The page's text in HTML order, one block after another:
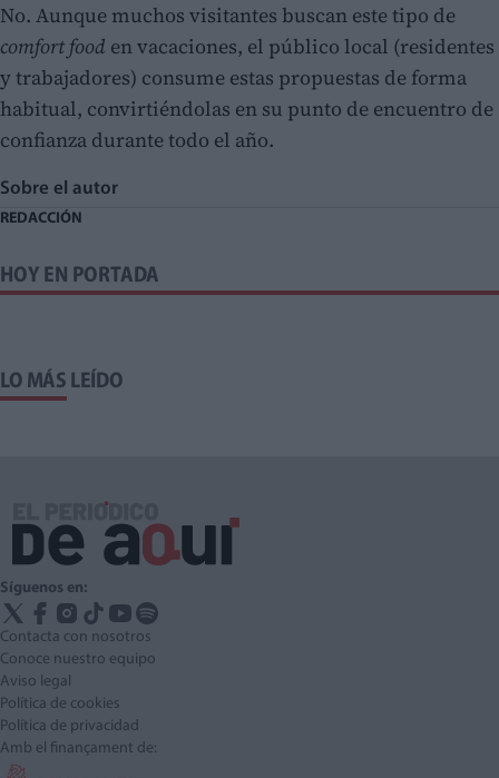
No. Aunque muchos visitantes buscan este tipo de
comfort food en vacaciones, el público local (residentes
y trabajadores) consume estas propuestas de forma
habitual, convirtiéndolas en su punto de encuentro de
confianza durante todo el año.
Sobre el autor
REDACCIÓN
HOY EN PORTADA
LO MÁS LEÍDO
Síguenos en:
Contacta con nosotros
Conoce nuestro equipo
Aviso legal
Política de cookies
Política de privacidad
Amb el finançament de: